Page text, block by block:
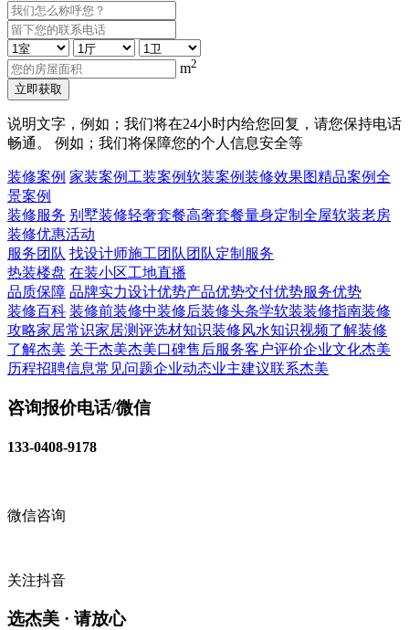
m2
立即获取
说明文字，例如；我们将在24小时内给您回复，请您保持电话
畅通。 例如；我们将保障您的个人信息安全等
装修案例 家装案例工装案例软装案例装修效果图精品案例全
景案例
装修服务 别墅装修轻奢套餐高奢套餐量身定制 全屋软装老房
装修优惠活动
服务团队 找设计师施工团队团队定制服务
热装楼盘 在装小区工地直播
品质保障 品牌实力设计优势产品优势交付优势服务优势
装修百科 装修前装修中装修后装修头条学软装装修指南装修
攻略家居常识家居测评选材知识装修风水知识视频了解装修
了解杰美 关于杰美杰美口碑售后服务客户评价企业文化杰美
历程招聘信息常见问题企业动态业主建议联系杰美
咨询报价电话/微信
133-0408-9178
微信咨询
关注抖音
选杰美 · 请放心